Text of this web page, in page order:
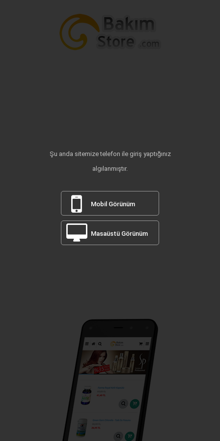
Şu anda sitemize telefon ile giriş yaptığınız
algılanmıştır.
Mobil Görünüm
Masaüstü Görünüm